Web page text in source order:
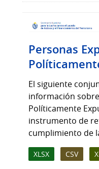
Personas
El siguiente
información
Políticamente
instrumento de
cumplimiento de
XLSX CSV